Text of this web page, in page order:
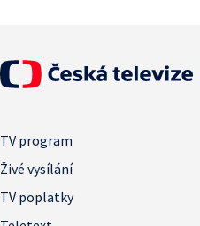
TV program
Živé vysílání
TV poplatky